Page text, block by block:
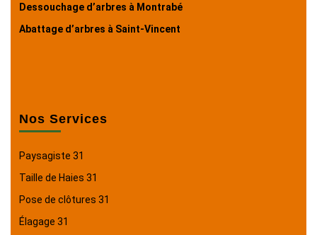
Dessouchage d’arbres à Montrabé
Abattage d’arbres à Saint-Vincent
Nos Services
Paysagiste 31
Taille de Haies 31
Pose de clôtures 31
Élagage 31